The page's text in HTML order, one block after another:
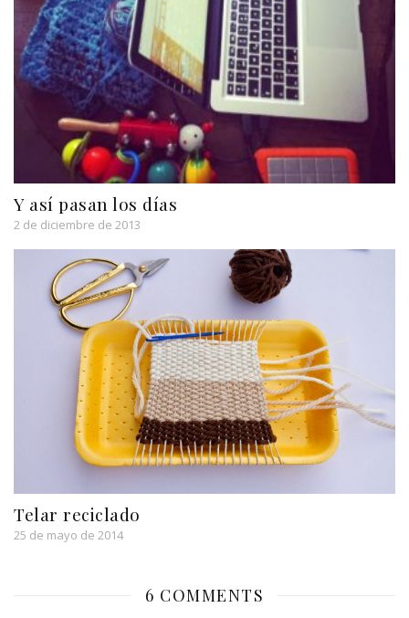
Y así pasan los días
2 de diciembre de 2013
Telar reciclado
25 de mayo de 2014
6 COMMENTS